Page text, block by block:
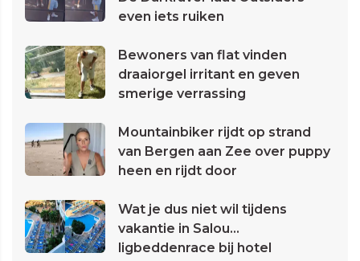
even iets ruiken
Bewoners van flat vinden
draaiorgel irritant en geven
smerige verrassing
Mountainbiker rijdt op strand
van Bergen aan Zee over puppy
heen en rijdt door
Wat je dus niet wil tijdens
vakantie in Salou...
ligbeddenrace bij hotel